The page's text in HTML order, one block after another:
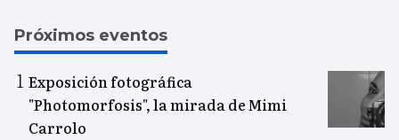
Próximos eventos
Exposición fotográfica
"Photomorfosis", la mirada de Mimi
Carrolo